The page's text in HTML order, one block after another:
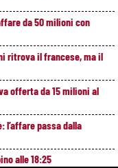
da 50 milioni con
ritrova il francese, ma il
offerta da 15 milioni al
l’affare passa dalla
alle 18:25